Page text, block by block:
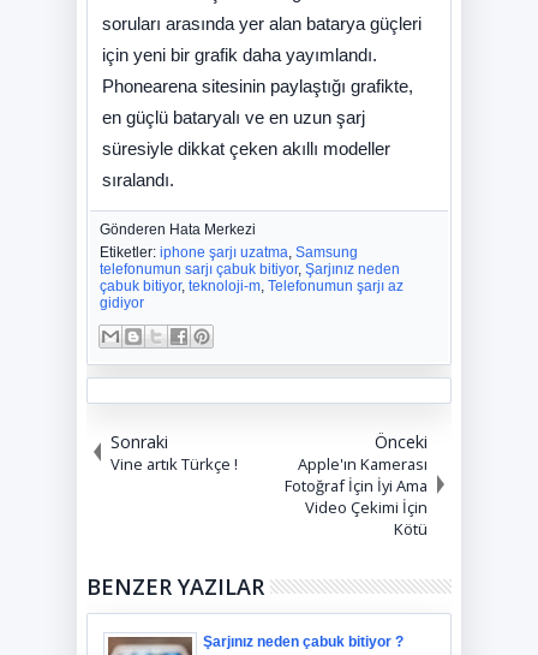
soruları arasında yer alan batarya güçleri
için yeni bir grafik daha yayımlandı.
Phonearena sitesinin paylaştığı grafikte,
en güçlü bataryalı ve en uzun şarj
süresiyle dikkat çeken akıllı modeller
sıralandı.
Gönderen Hata Merkezi
Etiketler: iphone şarjı uzatma Samsung
telefonumun sarjı çabuk bitiyor, Şarjınız neden
çabuk bitiyor, teknoloji-m Telefonumun şarjı az
gidiyor
Sonraki
Vine artık Türkçe !
Önceki
Apple'ın Kamerası
Fotoğraf İçin İyi Ama
Video Çekimi İçin
Kötü
BENZER YAZILAR
Şarjınız neden çabuk bitiyor ?